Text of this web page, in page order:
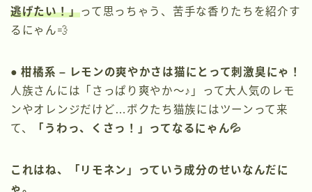
逃げたい！」って思っちゃう、苦手な香りたちを紹介す
るにゃん💨
● 柑橘系 – レモンの爽やかさは猫にとって刺激臭にゃ！
人族さんには「さっぱり爽やか〜♪」って大人気のレモ
ンやオレンジだけど…ボクたち猫族にはツーンって来
て、
「うわっ、くさっ！」ってなるにゃん💦
これはね、「リモネン」っていう成分のせいなんだに
ゃ。